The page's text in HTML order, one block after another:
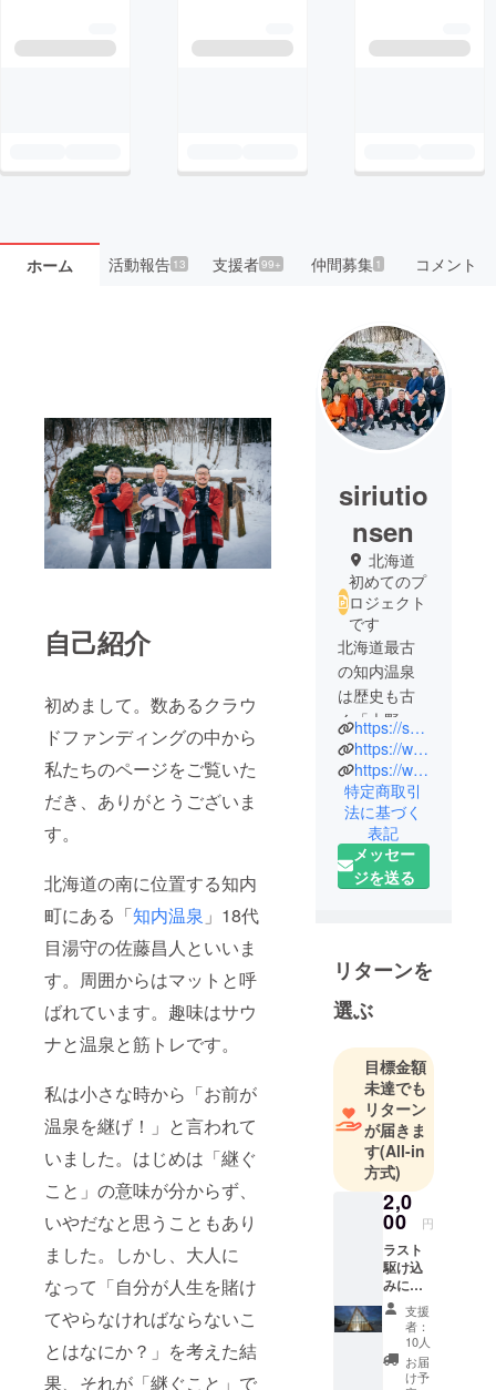
ホーム 活動報告13 支援者99+ 仲間募集 1 コメント
自己紹介
初めまして。数あるクラウ
ドファンディングの中から
私たちのページをご覧いた
だき、ありがとうございま
す。
北海道の南に位置する知内
町にある「知内温泉 」18代
目湯守の佐藤昌人といいま
す。周囲からはマットと呼
ばれています。趣味はサウ
ナと温泉と筋トレです。
私は小さな時から「お前が
温泉を継げ！」と言われて
いました。はじめは「継ぐ
こと」の意味が分からず、
いやだなと思うこともあり
ました。しかし、大人に
なって「自分が人生を賭け
てやらなければならないこ
とはなにか？」を考えた結
果、それが「継ぐこと」で
siriutio
nsen
北海道
初めてのプ
ロジェクト
です
北海道最古
の知内温泉
は歴史も古
く「大野土
佐日記」に
よれば元久2
年
（1205）、
砂金を求め
る
荒木大学の
年（1247）
に薬師堂を
建立したの
されていま
す。
その温泉
は、異なる
泉質とさま
ざまな効能
により、訪
れる人々を
癒します。
四季折々に
彩り豊かな
木々、
年輪を重ね
た杉や道南
https://shiriuchionsen.com/
https://www.instagram.com/shiriuchi_onsen/
https://www.facebook.com/profile.php?id=100003120309364
特定商取引
法に基づく
表記
メッセー
ジを送る
リターンを
選ぶ
目標金額
未達でも
リターン
が届きま
す(All-in
方式)
2,0
00 円
ラスト
駆け込
みに一
言応援
メッ
セージ
をお待
ちして
支援
者：
10人
お届
け予